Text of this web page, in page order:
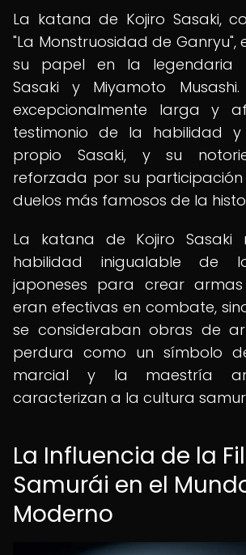
La katana de Kojiro Sasaki,
"La Monstruosidad de
su papel en la legendaria
Sasaki y Miyamoto
excepcionalmente larga y
testimonio de la habilidad
propio Sasaki, y su
reforzada por su
duelos más famosos de la
La katana de Kojiro Sasaki
habilidad inigualable de
japoneses para crear
eran efectivas en combate,
se consideraban obras de
perdura como un símbolo
marcial y la maestría
caracterizan a la cultura
La Influencia de la
Samurái en el
Moderno